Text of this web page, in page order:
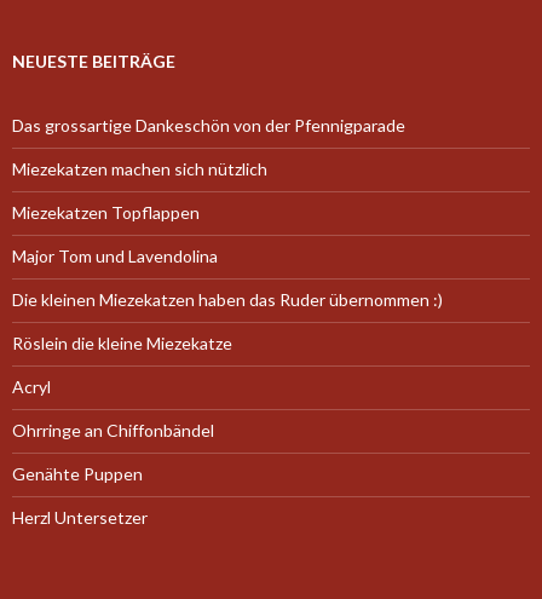
NEUESTE BEITRÄGE
Das grossartige Dankeschön von der Pfennigparade
Miezekatzen machen sich nützlich
Miezekatzen Topflappen
Major Tom und Lavendolina
Die kleinen Miezekatzen haben das Ruder übernommen :)
Röslein die kleine Miezekatze
Acryl
Ohrringe an Chiffonbändel
Genähte Puppen
Herzl Untersetzer